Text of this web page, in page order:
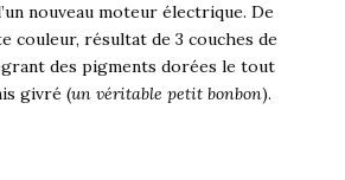
nouveau moteur électrique. De
couleur, résultat de 3 couches de
des pigments dorées le tout
givré (un véritable petit bonbon).